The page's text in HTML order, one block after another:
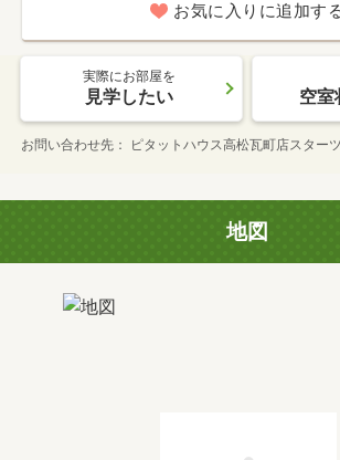
お気に入りに追加す
実際にお部屋を
見学したい 空室
お問い合わせ先 ピタットハウス高松瓦町店スター
地図